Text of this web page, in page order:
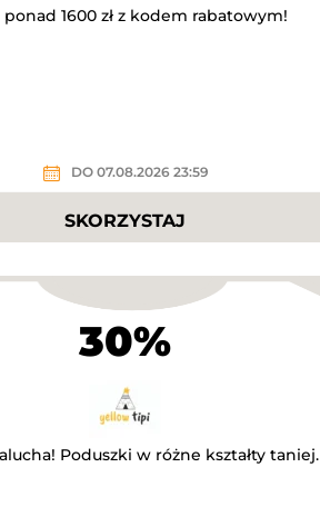
1600 zł z kodem rabatowym!
DO 07.08.2026 23:59
SKORZYSTAJ
30%
Poduszki w różne kształty taniej.